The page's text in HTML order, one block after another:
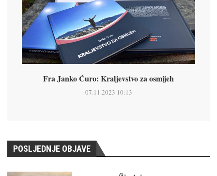
Fra Janko Ćuro: Kraljevstvo za osmijeh
07.11.2023 10:13
POSLJEDNJE OBJAVE